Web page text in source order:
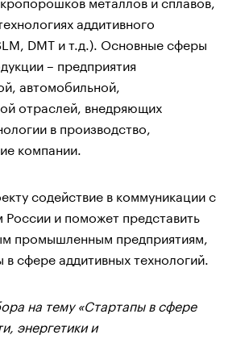
аддитивного
DMT и т.д.). Основные сферы
– предприятия
автомобильной,
отраслей, внедряющих
в производство,
компании.
содействие в коммуникации с
и поможет представить
промышленным предприятиям,
сфере аддитивных технологий.
на тему «Стартапы в сфере
энергетики и